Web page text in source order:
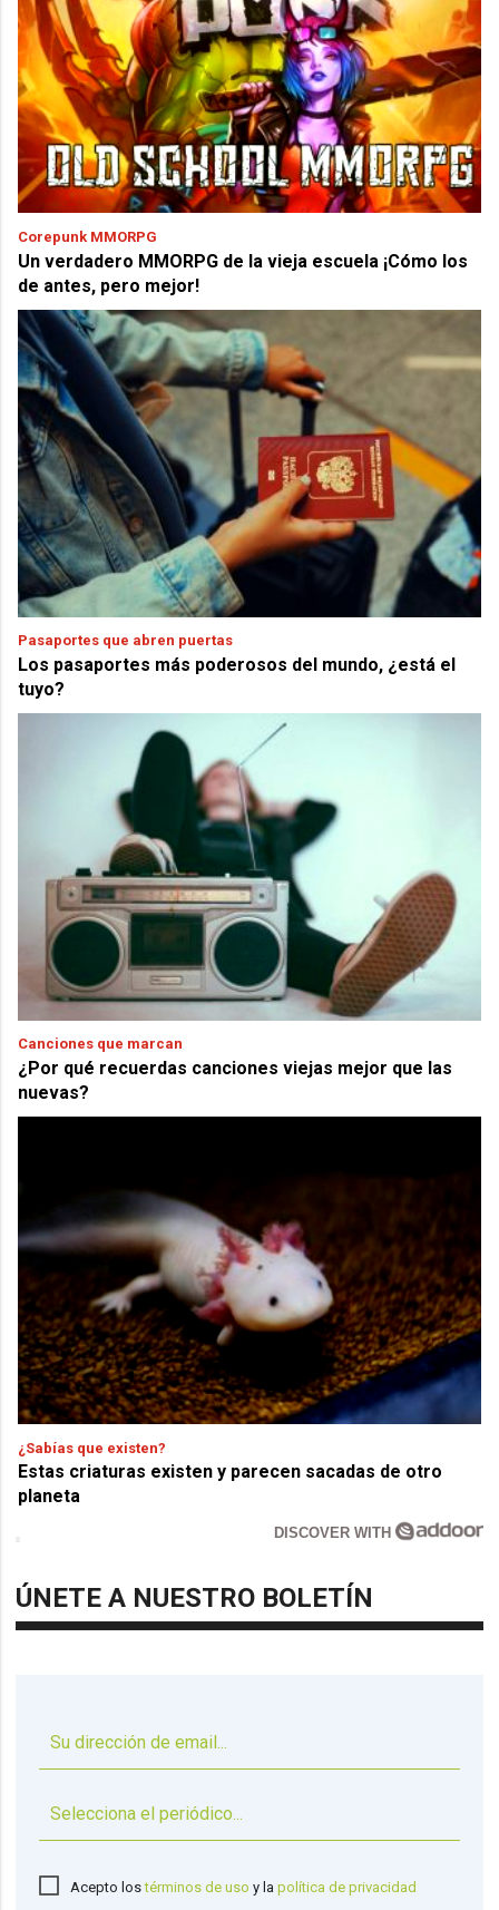
Corepunk MMORPG
Un verdadero MMORPG de la vieja escuela ¡Cómo los
de antes, pero mejor!
Pasaportes que abren puertas
Los pasaportes más poderosos del mundo, ¿está el
tuyo?
Canciones que marcan
¿Por qué recuerdas canciones viejas mejor que las
nuevas?
¿Sabías que existen?
Estas criaturas existen y parecen sacadas de otro
planeta
DISCOVER WITH
ÚNETE A NUESTRO BOLETÍN
Acepto lostérminos de uso y lapolítica de privacidad